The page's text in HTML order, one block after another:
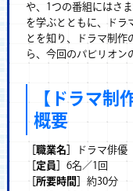
や、1つの番組にはさ
を学ぶとともに、ドラ
とを知り、ドラマ制作
ら、今回のパビリオン
【ドラマ制
概要
［職業名］
ドラマ俳優
［定員］6名／1回
［所要時間］約30分